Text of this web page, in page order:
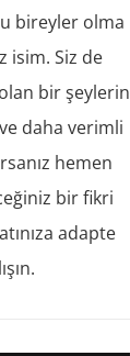
bireyler olma
isim. Siz de
bir şeylerin
daha verimli
hemen
bir fikri
adapte